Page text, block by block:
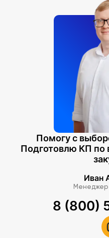
Помогу с
Подготовлю КП
Иван
Менеджер
8 (800)